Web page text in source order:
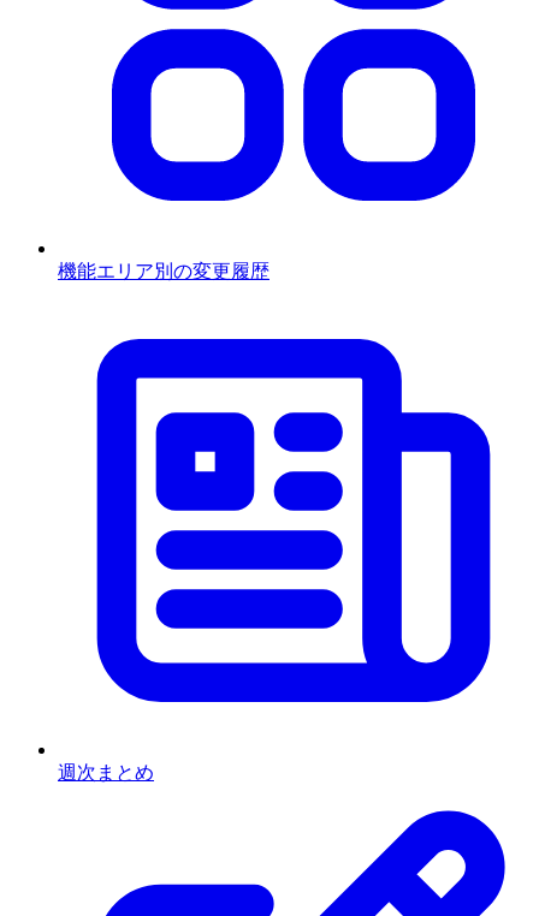
機能エリア別の変更履歴
週次まとめ